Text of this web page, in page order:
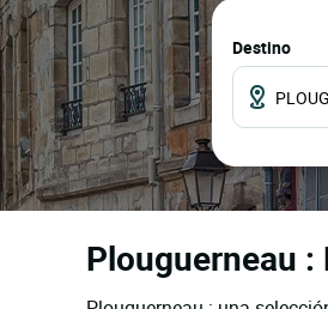
Destino
Plouguerneau